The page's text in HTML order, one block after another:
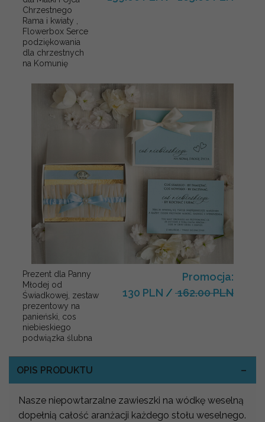
Chrzestnego
Rama i kwiaty ,
Flowerbox Serce
podziękowania
dla chrzestnych
na Komunię
Prezent dla Panny
Młodej od
Świadkowej, zestaw
prezentowy na
panieński, cos
niebieskiego
podwiązka ślubna
Promocja:
130 PLN / 162.00 PLN
OPIS PRODUKTU
Nasze niepowtarzalne zawieszki na wódkę weselną
dopełnią całość aranżacji każdego stołu weselnego.